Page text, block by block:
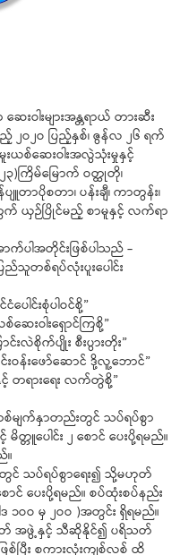
းဝါးများအန္တရာယ် တားဆီး
ဝ၂ဝ ပြည့်နှစ်၊ ဇွန်လ ၂၆ ရက်
ယစ်ဆေးဝါးအလွဲသုံးမှုနှင့်
)ကြိမ်မြောက် ဝတ္ထုတို၊
ပျူတာပိုစတာ၊ ပန်းချီ၊ ကာတွန်း၊
တွက် ယှဉ်ပြိုင်မည့် စာမူနှင့် လက်ရာ
က်ပါအတိုင်းဖြစ်ပါသည် -
တစ်ရပ်လုံးပူးပေါင်း
ါင်းစုံပါဝင်စို့”
ဝါးရှောင်ကြစို့”
လဲစိုက်ပျိုး စီးပွားတိုး”
းဖော်ဆောင် ဒို့လူ့ဘောင်”
တရားရေး လက်တွဲစို့”
မျက်နှာတည်းတွင် သပ်ရပ်စွာ
တူပေါင်း ၂ စောင် ပေးပို့ရမည်။
။
င် သပ်ရပ်စွာရေး၍ သို့မဟုတ်
ာင် ပေးပို့ရမည်။ စပ်ထုံးစပ်နည်း
၁ဝဝ မှ ၂ဝဝ )အတွင်း ရှိရမည်။
တ် အဖွဲ့နှင့် သီဆိုနိုင်၍ ပရိသတ်
ပြီး စကားလုံးကျစ်လစ် ထိ